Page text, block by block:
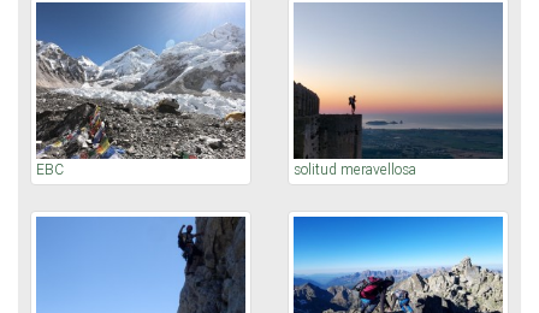
EBC solitud meravellosa